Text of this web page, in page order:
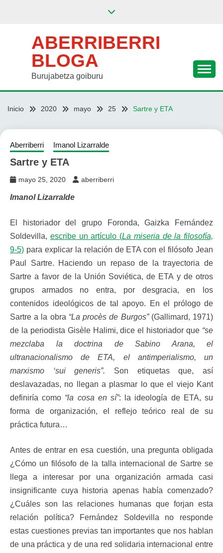
ABERRIBERRI
BLOGA
Burujabetza goiburu
Inicio 2020 mayo 25 Sartre y ETA
Aberriberri Imanol Lizarralde
Sartre y ETA
mayo 25, 2020 aberriberri
Imanol Lizarralde
El historiador del grupo Foronda, Gaizka Fernández
Soldevilla, escribe un artículo (La miseria de la filosofía,
9-5) para explicar la relación de ETA con el filósofo Jean
Paul Sartre. Haciendo un repaso de la trayectoria de
Sartre a favor de la Unión Soviética, de ETA y de otros
grupos armados no entra, por desgracia, en los
contenidos ideológicos de tal apoyo. En el prólogo de
Sartre a la obra “La procès de Burgos”(Gallimard, 1971)
de la periodista Gisèle Halimi, dice el historiador que “se
mezclaba la doctrina de Sabino Arana, el
ultranacionalismo de ETA, el antimperialismo, un
marxismo ‘sui generis”. Son etiquetas que, así
deslavazadas, no llegan a plasmar lo que el viejo Kant
definiría como “la cosa en sí”: la ideología de ETA, su
forma de organización, el reflejo teórico real de su
práctica futura…
Antes de entrar en esa cuestión, una pregunta obligada
¿Cómo un filósofo de la talla internacional de Sartre se
llega a interesar por una organización armada casi
insignificante cuya historia apenas había comenzado?
¿Cuáles son las relaciones humanas que forjan esta
relación política? Fernández Soldevilla no responde
estas cuestiones previas tan importantes que nos hablan
de una práctica y de una red solidaria internacional entre